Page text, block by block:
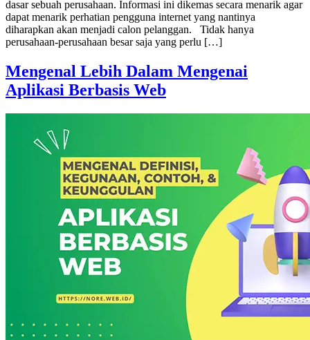
dasar sebuah perusahaan. Informasi ini dikemas secara menarik agar
dapat menarik perhatian pengguna internet yang nantinya
diharapkan akan menjadi calon pelanggan. Tidak hanya
perusahaan-perusahaan besar saja yang perlu […]
Mengenal Lebih Dalam Mengenai
Aplikasi Berbasis Web